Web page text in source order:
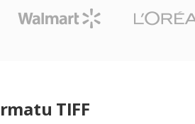
TIFF